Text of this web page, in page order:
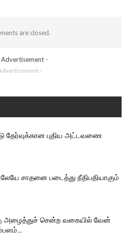
are closed.
-
தேர்வுக்கான புதிய அட்டவணை
சாதனை படைத்து நீதிபதியாகும்
அழைத்துச் சென்ற வகையில் வேன்